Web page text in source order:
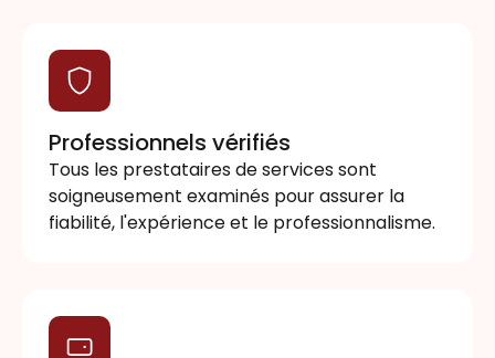
Professionnels vérifiés
Tous les prestataires de services sont
soigneusement examinés pour assurer la
fiabilité, l'expérience et le professionnalisme.